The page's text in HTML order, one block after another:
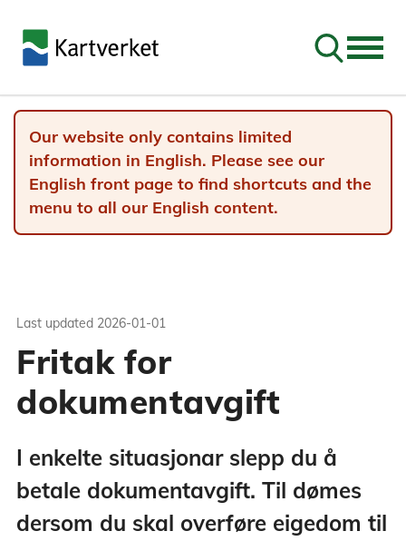
Go to
Our website only contains limited
information in English. Please see our
English front page to find shortcuts and the
menu to all our English content.
Last updated 2026-01-01
Fritak for
dokumentavgift
I enkelte situasjonar slepp du å
betale dokumentavgift. Til dømes
dersom du skal overføre eigedom til